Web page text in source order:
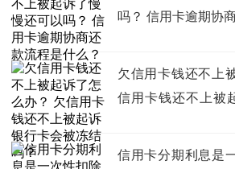
吗？ 信用卡逾期协
欠信用卡钱还不上
信用卡钱还不上被
信用卡分期利息是